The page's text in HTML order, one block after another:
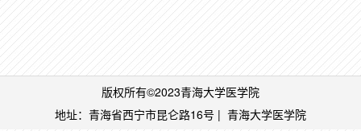
版权所有©2023青海大学医学院
地址：青海省西宁市昆仑路16号 | 青海大学医学院